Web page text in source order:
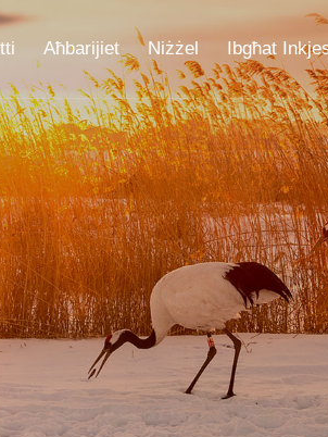
Aħbarijiet Niżżel Ibgħat